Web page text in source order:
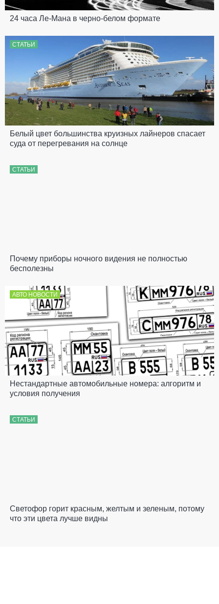
24 часа Ле-Мана в черно-белом формате
СТАТЬИ
Белый цвет большинства круизных лайнеров спасает
суда от перегревания на солнце
СТАТЬИ
Почему приборы ночного видения не полностью
бесполезны
АВТО НОВОСТИ
Нестандартные автомобильные номера: алгоритм и
условия получения
СТАТЬИ
Светофор горит красным, желтым и зеленым, потому
что эти цвета лучше видны